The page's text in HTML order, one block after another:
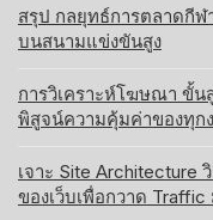
สรุป กลยุทธ์การตลาดกีฬ
บนสนามแข่งขันสูง
การวิเคราะห์โฆษณา ขั้น
พิสูจน์ความคุ้มค่าของทุก
เจาะ Site Architecture
ของเว็บเพื่อกวาด